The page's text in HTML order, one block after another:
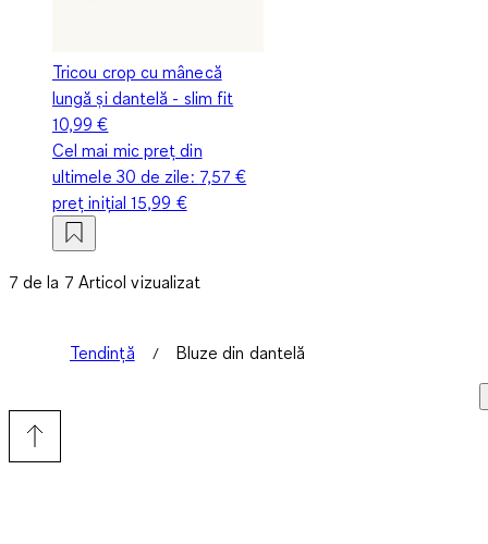
Tricou crop cu mânecă
lungă și dantelă - slim fit
10,99 €
Cel mai mic preț din
ultimele 30 de zile: 7,57 €
preț inițial15,99 €
7 de la 7 Articol vizualizat
Tendință Bluze din dantelă